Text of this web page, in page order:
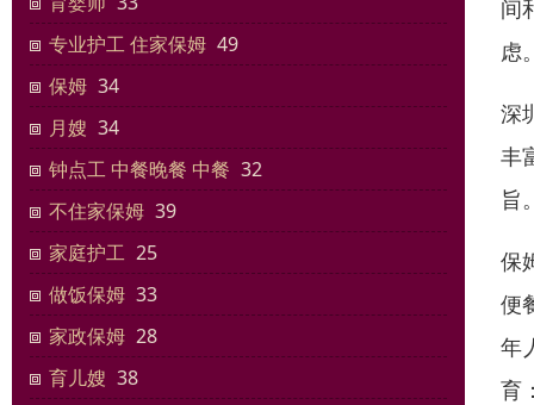
专业护工 住家保姆 49
保姆 34
月嫂 34
钟点工 中餐晚餐 中餐 32
不住家保姆 39
家庭护工 25
做饭保姆 33
家政保姆 28
育儿嫂 38
间
虑
深
丰
旨
保
便
年
育